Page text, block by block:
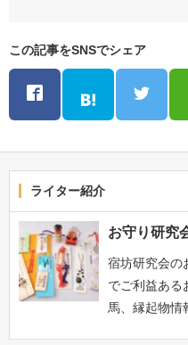
この記事をSNSでシェア
ライター紹介
お守り研究
宿坊研究会の
でご利益ある
馬、縁起物情